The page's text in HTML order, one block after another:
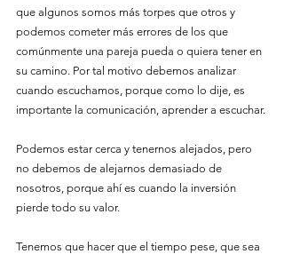
que algunos somos más torpes que otros y
podemos cometer más errores de los que
comúnmente una pareja pueda o quiera tener en
su camino. Por tal motivo debemos analizar
cuando escuchamos, porque como lo dije, es
importante la comunicación, aprender a escuchar.
Podemos estar cerca y tenernos alejados, pero
no debemos de alejarnos demasiado de
nosotros, porque ahí es cuando la inversión
pierde todo su valor.
Tenemos que hacer que el tiempo pese, que sea